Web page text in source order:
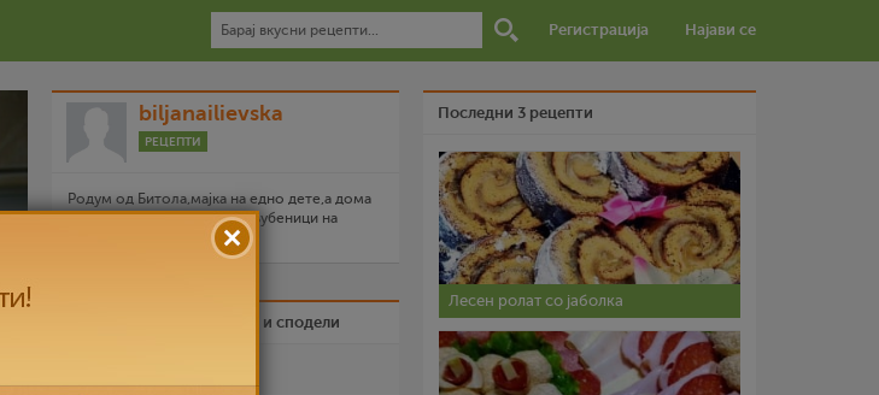
Регистрација Најави се
biljanailievska
РЕЦЕПТИ
Родум од Битола,мајка на едно дете,а дома
сите заедно сме големи вљубеници на
Биди вистински пријател и сподели
Последни 3 рецепти
Лесен ролат со јаболка